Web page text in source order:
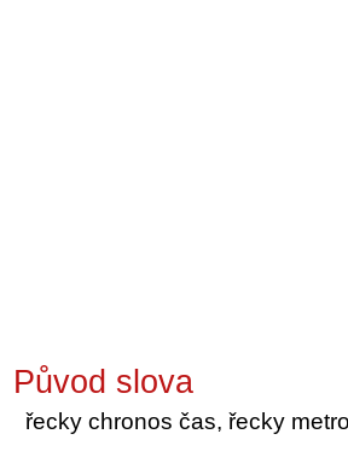
Původ slova
řecky chronos čas, řecky